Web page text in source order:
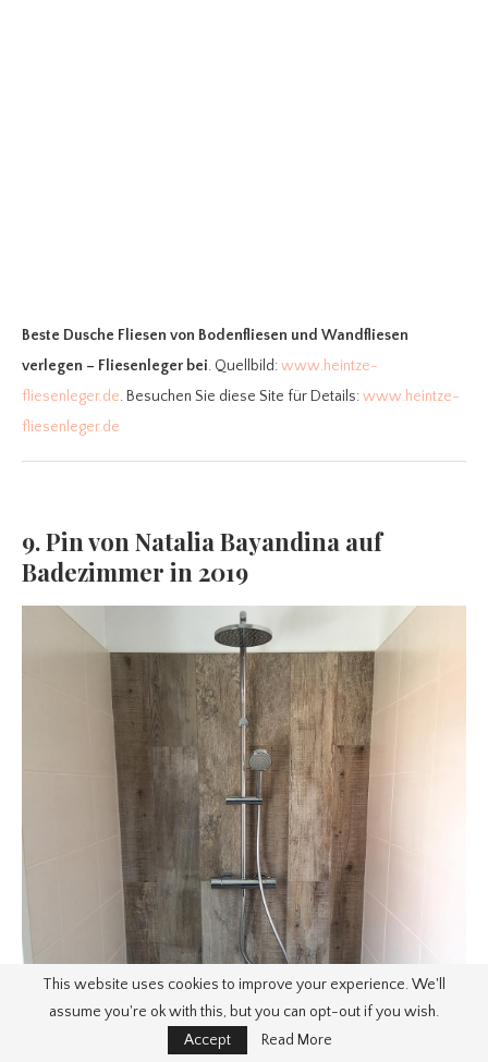
Beste Dusche Fliesen von Bodenfliesen und Wandfliesen
verlegen – Fliesenleger bei. Quellbild:www.heintze-
fliesenleger.de. Besuchen Sie diese Site für Details:www.heintze-
fliesenleger.de
9. Pin von Natalia Bayandina auf
Badezimmer in 2019
This website uses cookies to improve your experience. We'll
assume you're ok with this, but you can opt-out if you wish.
Accept
Read More